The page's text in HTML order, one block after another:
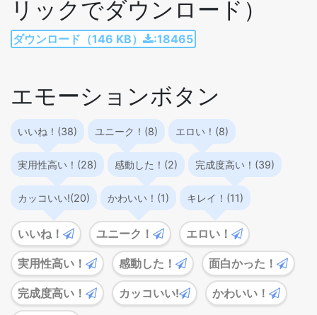
リックでダウンロード）
ダウンロード（146 KB） :18465
エモーションボタン
いいね！(38) ユニーク！(8) エロい！(8)
実用性高い！(28) 感動した！(2) 完成度高い！(39)
カッコいい!(20) かわいい！(1) キレイ！(11)
いいね！ ユニーク！ エロい！
実用性高い！ 感動した！ 面白かった！
完成度高い！ カッコいい! かわいい！